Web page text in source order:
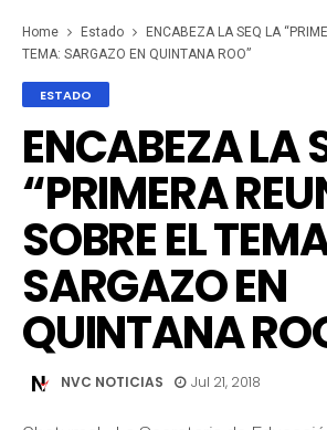
Home Estado
ENCABEZA LA SEQ LA
TEMA: SARGAZO EN QUINTANA ROO”
ESTADO
ENCABEZA LA
“PRIMERA
SOBRE EL
SARGAZO EN
QUINTANA
NVC NOTICIAS Jul 21, 2018